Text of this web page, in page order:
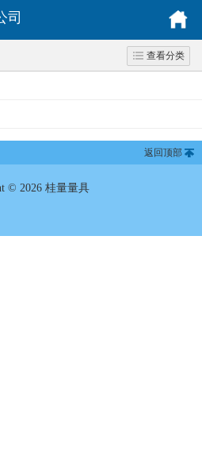
司
查看分类
返回顶部
© 2026 桂量量具